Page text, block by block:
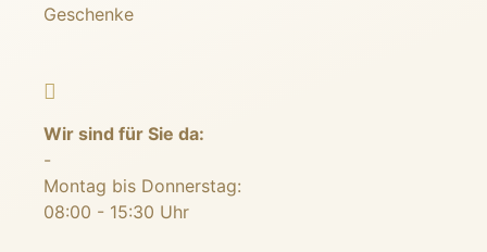
Geschenke
Wir sind für Sie da:
-
Montag bis Donnerstag:
08:00 - 15:30 Uhr